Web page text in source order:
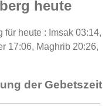
heute
für heute : Imsak 03:14,
17:06, Maghrib 20:26,
der Gebetszeit